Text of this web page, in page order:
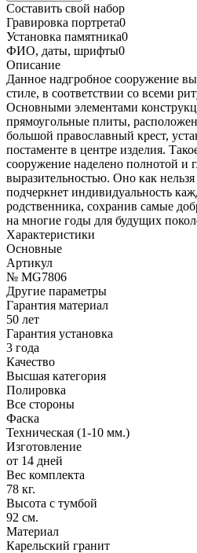
Составить свой набор
Гравировка портрета0
Установка памятника0
ФИО, даты, шрифты0
Описание
Данное надгробное сооружение
стиле, в соответствии со всеми
Основными элементами
прямоугольные плиты,
большой православный крест,
постаменте в центре изделия.
сооружение наделено полнотой и
выразительностью. Оно как
подчеркнет индивидуальность
родственника, сохранив самые
на многие годы для будущих
Характеристики
Основные
Артикул
№ MG7806
Другие параметры
Гарантия материал
50 лет
Гарантия установка
3 года
Качество
Высшая категория
Полировка
Все стороны
Фаска
Техническая (1-10 мм.)
Изготовление
от 14 дней
Вес комплекта
78 кг.
Высота с тумбой
92 см.
Материал
Карельский гранит